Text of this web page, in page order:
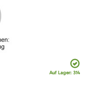
Auf Lager: 314